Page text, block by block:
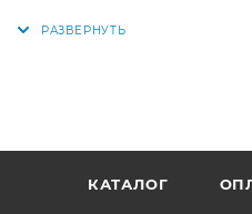
Параметры:
Диаметр поршня: 75 мм
КАТАЛОГ